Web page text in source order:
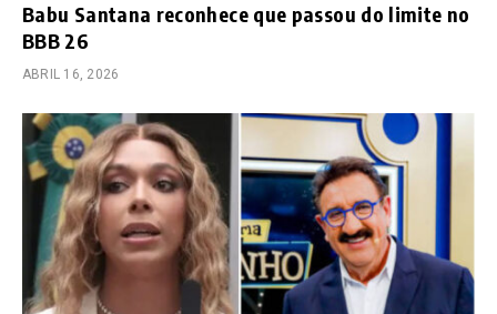
Babu Santana reconhece que passou do limite no
BBB 26
ABRIL 16, 2026